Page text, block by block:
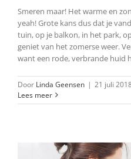
Smeren maar! Het warme en
yeah! Grote kans dus dat je
tuin, op je balkon, in het park,
geniet van het zomerse weer.
want een rode, verbrande huid
Door Linda Geensen | 21 juli
Lees meer